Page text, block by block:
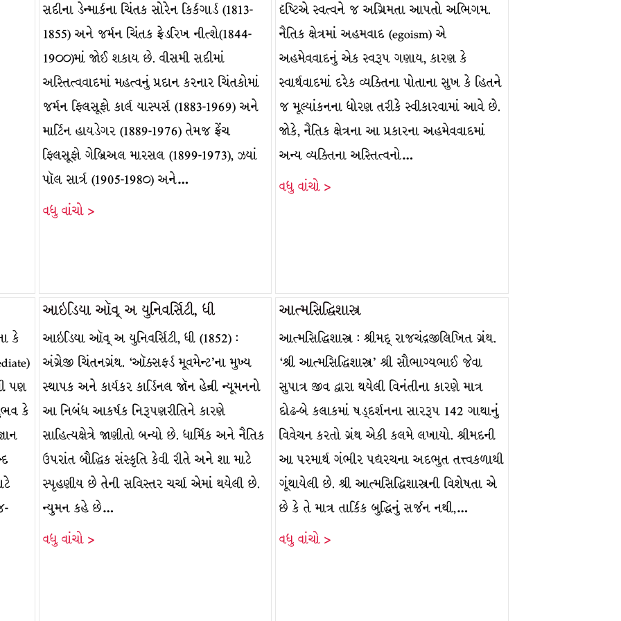
સદીના ડેન્માર્કના ચિંતક સોરેન કિર્કગાર્ડ (1813-
1855) અને જર્મન ચિંતક ફ્રેડરિખ નીત્શે(1844-
19૦૦)માં જોઈ શકાય છે. વીસમી સદીમાં
અસ્તિત્વવાદમાં મહત્વનું પ્રદાન કરનાર ચિંતકોમાં
જર્મન ફિલસૂફો કાર્લ યાસ્પર્સ (1883-1969) અને
માર્ટિન હાયડેગર (1889-1976) તેમજ ફ્રેંચ
ફિલસૂફો ગેબ્રિઅલ મારસલ (1899-1973), ઝ્યાં
પૉલ સાર્ત્ર (1905-198૦) અને…
વધુ વાંચો >
દૃષ્ટિએ સ્વત્વને જ અગ્રિમતા આપતો અભિગમ.
નૈતિક ક્ષેત્રમાં અહમવાદ (egoism) એ
અહમેવવાદનું એક સ્વરૂપ ગણાય, કારણ કે
સ્વાર્થવાદમાં દરેક વ્યક્તિના પોતાના સુખ કે હિતને
જ મૂલ્યાંકનના ધોરણ તરીકે સ્વીકારવામાં આવે છે.
જોકે, નૈતિક ક્ષેત્રના આ પ્રકારના અહમેવવાદમાં
અન્ય વ્યક્તિના અસ્તિત્વનો…
વધુ વાંચો >
કે
પણ
કે
આઇડિયા ઑવ્ અ યુનિવર્સિટી, ધી
આઇડિયા ઑવ્ અ યુનિવર્સિટી, ધી (1852) :
અંગ્રેજી ચિંતનગ્રંથ. ‘ઑક્સફર્ડ મૂવમેન્ટ’ના મુખ્ય
સ્થાપક અને કાર્યકર કાર્ડિનલ જૉન હેન્રી ન્યૂમનનો
આ નિબંધ આકર્ષક નિરૂપણરીતિને કારણે
સાહિત્યક્ષેત્રે જાણીતો બન્યો છે. ધાર્મિક અને નૈતિક
ઉપરાંત બૌદ્ધિક સંસ્કૃતિ કેવી રીતે અને શા માટે
સ્પૃહણીય છે તેની સવિસ્તર ચર્ચા એમાં થયેલી છે.
ન્યુમન કહે છે…
વધુ વાંચો >
આત્મસિદ્ધિશાસ્ત્ર
આત્મસિદ્ધિશાસ્ત્ર : શ્રીમદ્ રાજચંદ્રજીલિખિત ગ્રંથ.
‘શ્રી આત્મસિદ્ધિશાસ્ત્ર’ શ્રી સૌભાગ્યભાઈ જેવા
સુપાત્ર જીવ દ્વારા થયેલી વિનંતીના કારણે માત્ર
દોઢ-બે કલાકમાં ષડ્દર્શનના સારરૂપ 142 ગાથાનું
વિવેચન કરતો ગ્રંથ એકી કલમે લખાયો. શ્રીમદની
આ પરમાર્થ ગંભીર પદ્યરચના અદભુત તત્ત્વકળાથી
ગૂંથાયેલી છે. શ્રી આત્મસિદ્ધિશાસ્ત્રની વિશેષતા એ
છે કે તે માત્ર તાર્કિક બુદ્ધિનું સર્જન નથી,…
વધુ વાંચો >